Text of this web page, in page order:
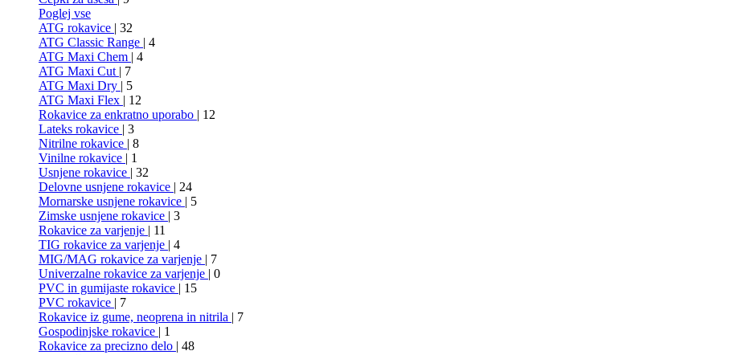
Poglej vse
ATG rokavice | 32
ATG Classic Range | 4
ATG Maxi Chem | 4
ATG Maxi Cut | 7
ATG Maxi Dry | 5
ATG Maxi Flex | 12
Rokavice za enkratno uporabo | 12
Lateks rokavice | 3
Nitrilne rokavice | 8
Vinilne rokavice | 1
Usnjene rokavice | 32
Delovne usnjene rokavice | 24
Mornarske usnjene rokavice | 5
Zimske usnjene rokavice | 3
Rokavice za varjenje | 11
TIG rokavice za varjenje | 4
MIG/MAG rokavice za varjenje | 7
Univerzalne rokavice za varjenje | 0
PVC in gumijaste rokavice | 15
PVC rokavice | 7
Rokavice iz gume, neoprena in nitrila | 7
Gospodinjske rokavice | 1
Rokavice za precizno delo | 48